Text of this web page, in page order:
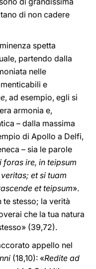
di non cadere
spetta
partendo dalla
nelle
e
, ad esempio, egli si
armonia e,
– dalla massima
di Apollo a Delfi,
– sia le parole
foras ire, in teipsum
et si tuam
et teipsum».
stesso; la verità
che la tua natura
(39,72).
appello nel
(18,10): «Redite ad